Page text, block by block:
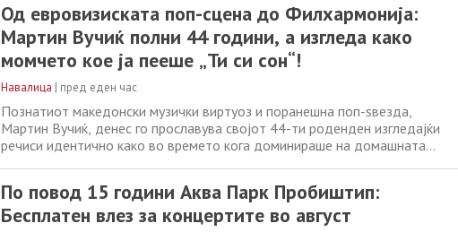
Под диригентската палка
Од евровизиската поп-сцена до Филхармонија:
Мартин Вучиќ полни 44 години, а изгледа како
момчето кое ја пееше „Ти си сон“!
Навалица | пред еден час
Познатиот македонски музички виртуоз и поранешна поп-ѕвезда,
Мартин Вучиќ, денес го прославува својот 44-ти роденден изгледајќи
речиси идентично како во времето кога доминираше на домашната
неговите незаборавни поп-рефрени
По повод 15 години Аква Парк Пробиштип:
Бесплатен влез за концертите во август